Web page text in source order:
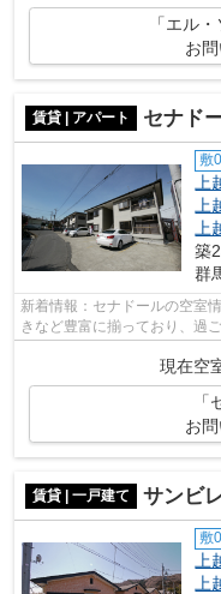
「エル
お
賃貸 | アパート セナド
敷0
上
上
上
築
群
新着情報：セナドールの空室
きなど豊富に揃っており、過
現在空
お
賃貸 | 一戸建て サンビ
敷0
上
上